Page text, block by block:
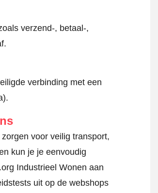
verzend-, betaal-,
verbinding met een
voor veilig transport,
kun je je eenvoudig
Industrieel Wonen aan
uit op de webshops